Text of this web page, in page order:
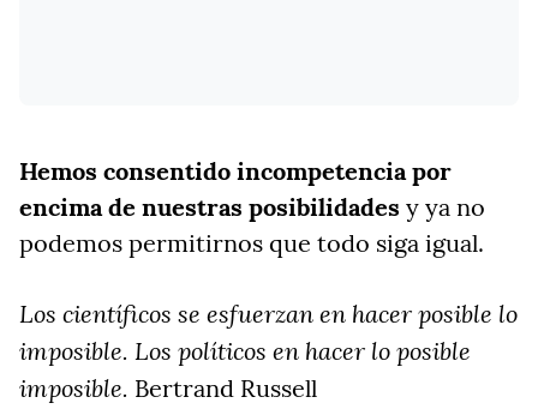
Hemos consentido incompetencia por
encima de nuestras posibilidades y ya no
podemos permitirnos que todo siga igual.
Los científicos se esfuerzan en hacer posible lo
imposible. Los políticos en hacer lo posible
imposible. Bertrand Russell